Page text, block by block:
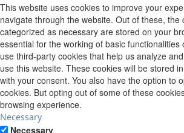
This website uses cookies to improve your
navigate through the website. Out of these, the
categorized as necessary are stored on your
essential for the working of basic functionalities
use third-party cookies that help us analyze
use this website. These cookies will be stored
with your consent. You also have the option to
cookies. But opting out of some of these
browsing experience.
Necessary
Necessary